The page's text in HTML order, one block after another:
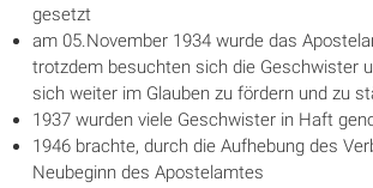
gesetzt
am 05.November 1934 wurde das
trotzdem besuchten sich die Geschwister
sich weiter im Glauben zu fördern und zu
1937 wurden viele Geschwister in Haft
1946 brachte, durch die Aufhebung des
Neubeginn des Apostelamtes